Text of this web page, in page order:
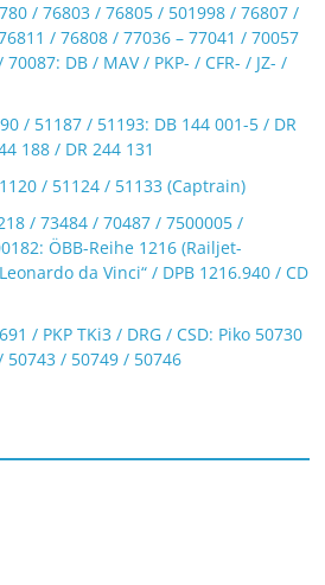
/ 76803 / 76805 / 501998 / 76807 /
/ 76808 / 77036 – 77041 / 70057
DB / MAV / PKP- / CFR- / JZ- /
/ 51187 / 51193: DB 144 001-5 / DR
188 / DR 244 131
/ 51124 / 51133 (Captrain)
/ 73484 / 70487 / 7500005 /
ÖBB-Reihe 1216 (Railjet-
da Vinci“ / DPB 1216.940 / CD
/ PKP TKi3 / DRG / CSD: Piko 50730
/ 50749 / 50746